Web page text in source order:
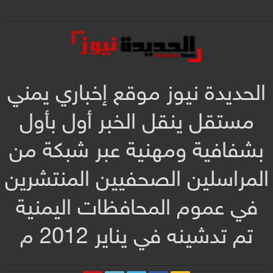
الحديدة نيوز موقع إخباري يمني
مستقل ينقل الخبر أول بأول
بشفافية ومهنية عبر شبكة من
المراسلين الصحفيين المنتشرين
في عموم المحافظات اليمنية
تم تدشينه في يناير 2012 م